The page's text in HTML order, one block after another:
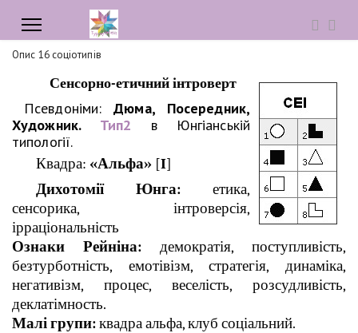
Опис 16 соціотипів
Сенсорно-етичний інтроверт
Псевдоніми:Дюма, Посередник,
Художник. Тип2 в Юнгіанській
типології.
Квадра: «Альфа» [I]
Дихотомії Юнга: етика,
сенсорика, інтроверсія,
ірраціональність
Ознаки Рейніна: демократія, поступливість,
безтурботність, емотівізм, стратегія, динаміка,
негативізм, процес, веселість, розсудливість,
деклатімность.
Малі групи:квадра альфа, клуб соціальний.